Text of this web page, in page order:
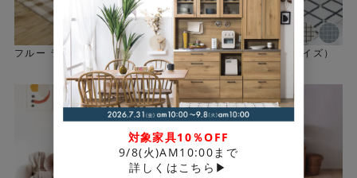
フルー ラグ（選べる3サイズ） オセロ ラグ（選べる3サイズ）
対象家具10％OFF
9/8(火)AM10:00まで
詳しくはこちら▶